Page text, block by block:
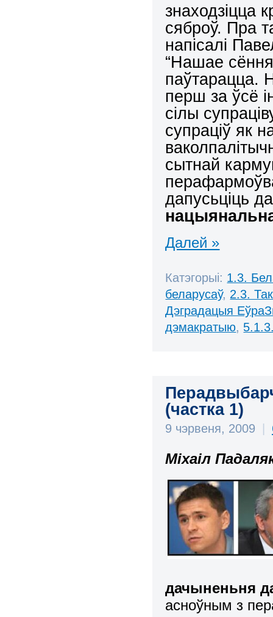
знаходзіцца
сяброў. Пра
напісалі
“Нашае
паўтарацца.
перш за ўсё
сілы
супраціў як
сытнай
дапусьціць
Далей »
Катэгорыі: 1.3.
беларусаў, 2.3.
Дэградацыя
дэмакратыю,
(частка 1)
9 чэрвеня, 2009 |
Міхаіл
дачыненьня
асноўным з